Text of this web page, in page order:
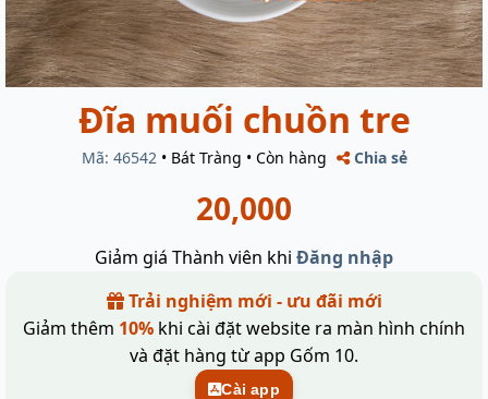
Đĩa muối chuồn tre
Mã: 46542 • Bát Tràng • Còn hàng Chia sẻ
20,000
Giảm giá Thành viên khi Đăng nhập
Trải nghiệm mới - ưu đãi mới
Giảm thêm 10% khi cài đặt website ra màn hình chính
và đặt hàng từ app Gốm 10.
Cài app